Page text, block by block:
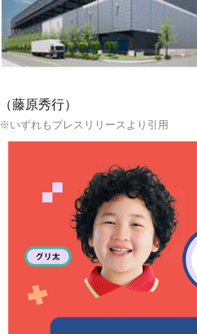
（藤原秀行）
※いずれもプレスリリースより引用